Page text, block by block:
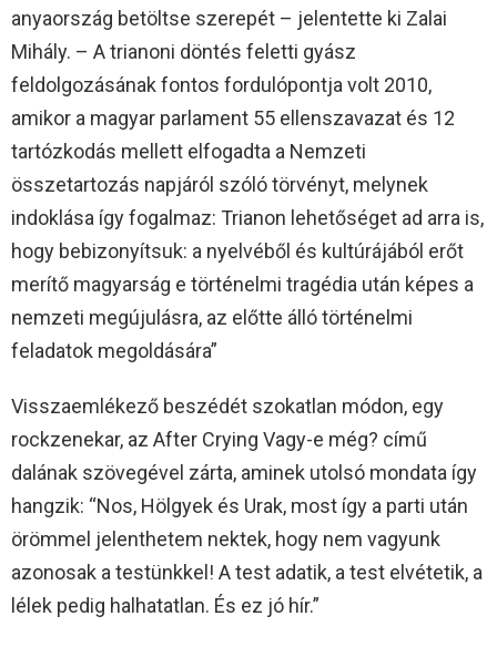
anyaország betöltse szerepét – jelentette ki Zalai
Mihály. – A trianoni döntés feletti gyász
feldolgozásának fontos fordulópontja volt 2010,
amikor a magyar parlament 55 ellenszavazat és 12
tartózkodás mellett elfogadta a Nemzeti
összetartozás napjáról szóló törvényt, melynek
indoklása így fogalmaz: Trianon lehetőséget ad arra is,
hogy bebizonyítsuk: a nyelvéből és kultúrájából erőt
merítő magyarság e történelmi tragédia után képes a
nemzeti megújulásra, az előtte álló történelmi
feladatok megoldására”
Visszaemlékező beszédét szokatlan módon, egy
rockzenekar, az After Crying Vagy-e még? című
dalának szövegével zárta, aminek utolsó mondata így
hangzik: “Nos, Hölgyek és Urak, most így a parti után
örömmel jelenthetem nektek, hogy nem vagyunk
azonosak a testünkkel! A test adatik, a test elvétetik, a
lélek pedig halhatatlan. És ez jó hír.”